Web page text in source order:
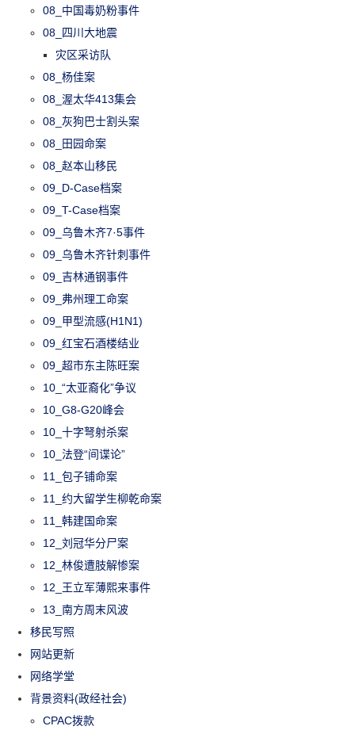
08_中国毒奶粉事件
08_四川大地震
灾区采访队
08_杨佳案
08_渥太华413集会
08_灰狗巴士割头案
08_田园命案
08_赵本山移民
09_D-Case档案
09_T-Case档案
09_乌鲁木齐7·5事件
09_乌鲁木齐针刺事件
09_吉林通钢事件
09_弗州理工命案
09_甲型流感(H1N1)
09_红宝石酒楼结业
09_超市东主陈旺案
10_“太亚裔化”争议
10_G8-G20峰会
10_十字弩射杀案
10_法登“间谍论”
11_包子铺命案
11_约大留学生柳乾命案
11_韩建国命案
12_刘冠华分尸案
12_林俊遭肢解惨案
12_王立军薄熙来事件
13_南方周末风波
移民写照
网站更新
网络学堂
背景资料(政经社会)
CPAC拨款